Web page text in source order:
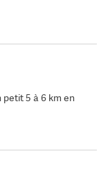
5 à 6 km en